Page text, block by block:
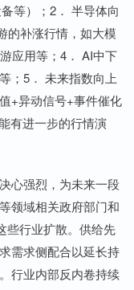
等）；2． 半导体向
的补涨行情，如大模
应用等；4． AI中下
；5． 未来指数向上
+异动信号+事件催化
有进一步的行情演
心强烈，为未来一段
领域相关政府部门和
些行业扩散。供给先
需求侧配合以延长持
行业内部反内卷持续